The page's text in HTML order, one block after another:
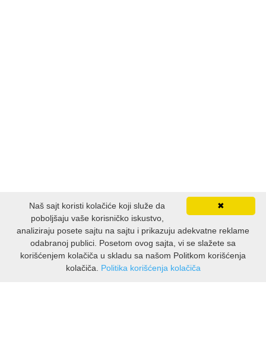
TRILERI
UMETNOST
✖
Naš sajt koristi kolačiće koji služe da
poboljšaju vaše korisničko iskustvo,
analiziraju posete sajtu na sajtu i prikazuju adekvatne reklame
odabranoj publici. Posetom ovog sajta, vi se slažete sa
korišćenjem kolačiča u skladu sa našom Politkom korišćenja
kolačiča. Politika korišćenja kolačiča